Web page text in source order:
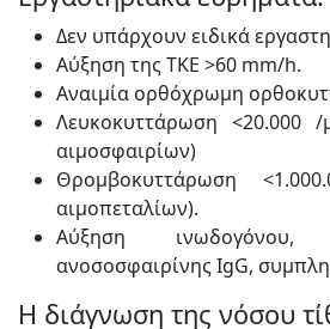
Δεν υπάρχουν ειδικά
Αύξηση της ΤΚΕ >60 mm/h.
Αναιμία ορθόχρωμη
Λευκοκυττάρωση <20.000
αιμοσφαιρίων)
Θρομβοκυττάρωση
αιμοπεταλίων).
Αύξηση
ανοσοσφαιρίνης IgG,
Η διάγνωση της νόσου